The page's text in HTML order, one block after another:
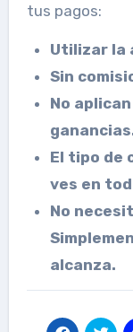
tus pagos:
Utilizar la
Sin
No
El tipo de
ves en
No
alcanza.